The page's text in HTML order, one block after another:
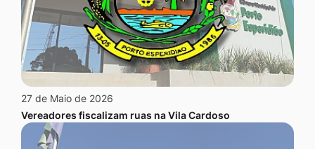
27 de Maio de 2026
Vereadores fiscalizam ruas na Vila Cardoso